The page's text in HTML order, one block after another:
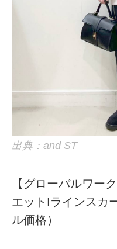
出典：and ST
【グローバルワー
エットIラインスカ
ル価格）